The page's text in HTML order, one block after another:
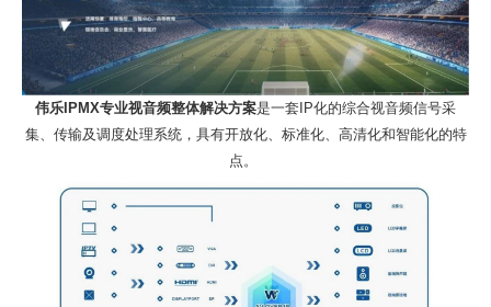
伟乐 IPMX专业视音频整体解决方案是一套 IP化的综合视音频信号采
集、传输及调度处理系统，具有开放化、标准化、高清化和智能化的特
点。